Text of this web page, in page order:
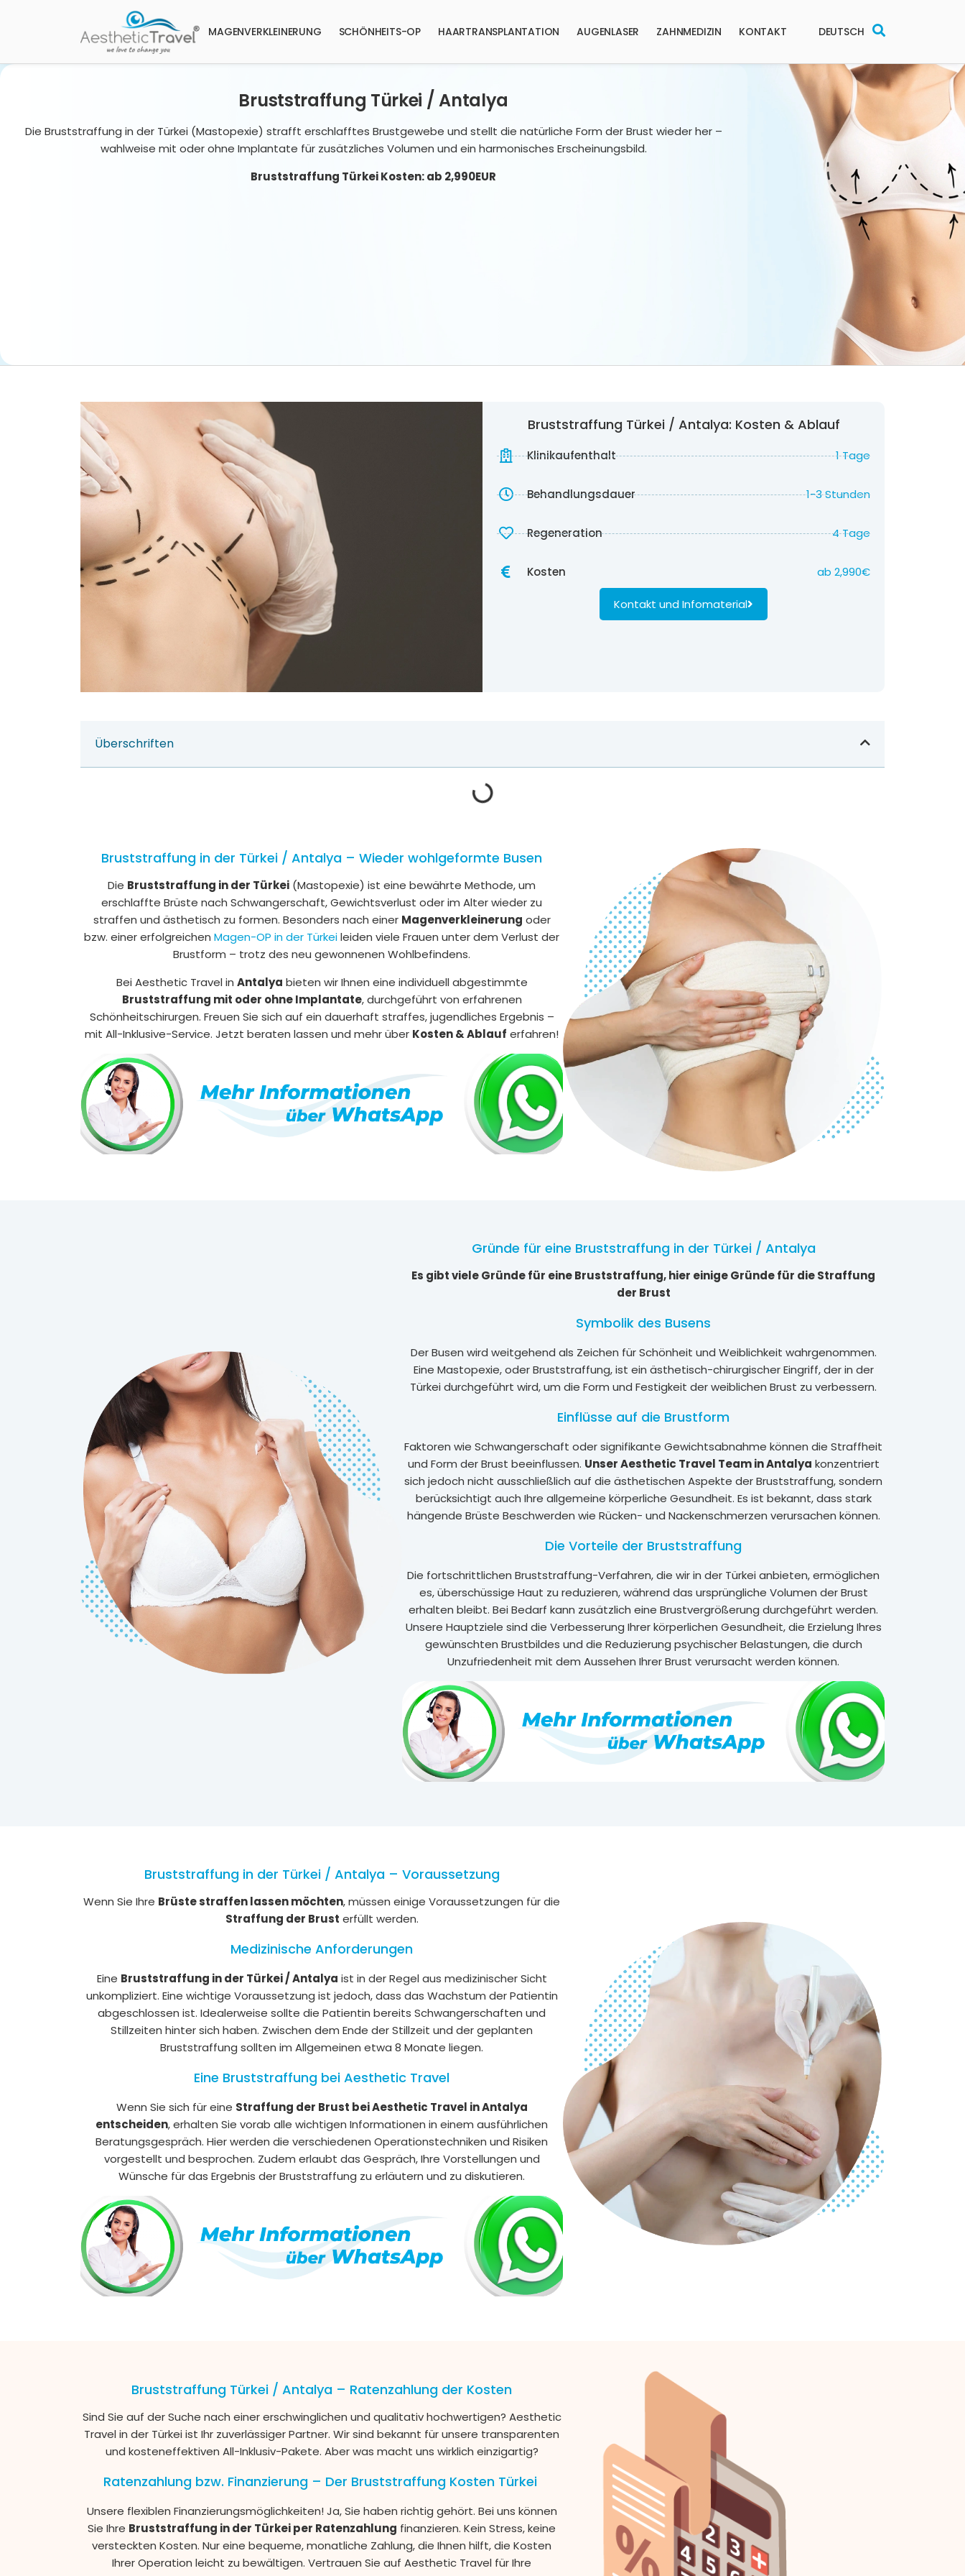
MAGENVERKLEINERUNG SCHÖNHEITS-OP HAARTRANSPLANTATION AUGENLASER ZAHNMEDIZIN KONTAKT DEUTSCH
Bruststraffung Türkei / Antalya
Die Bruststraffung in der Türkei (Mastopexie) strafft erschlafftes Brustgewebe und stellt die natürliche Form der Brust wieder her –
wahlweise mit oder ohne Implantate für zusätzliches Volumen und ein harmonisches Erscheinungsbild.
Bruststraffung Türkei Kosten: ab 2,990EUR
Bruststraffung Türkei / Antalya: Kosten & Ablauf
Klinikaufenthalt 1 Tage
Behandlungsdauer 1-3 Stunden
Regeneration 4 Tage
Kosten ab 2,990€
Kontakt und Infomaterial
Überschriften
Bruststraffung in der Türkei / Antalya – Wieder wohlgeformte Busen
Die Bruststraffung in der Türkei (Mastopexie) ist eine bewährte Methode, um
erschlaffte Brüste nach Schwangerschaft, Gewichtsverlust oder im Alter wieder zu
straffen und ästhetisch zu formen. Besonders nach einer Magenverkleinerung oder
bzw. einer erfolgreichen Magen-OP in der Türkeileiden viele Frauen unter dem Verlust der
Brustform – trotz des neu gewonnenen Wohlbefindens.
Bei Aesthetic Travel in Antalya bieten wir Ihnen eine individuell abgestimmte
Bruststraffung mit oder ohne Implantate, durchgeführt von erfahrenen
Schönheitschirurgen. Freuen Sie sich auf ein dauerhaft straffes, jugendliches Ergebnis –
mit All-Inklusive-Service. Jetzt beraten lassen und mehr über Kosten & Ablauf erfahren!
Gründe für eine Bruststraffung in der Türkei / Antalya
Es gibt viele Gründe für eine Bruststraffung, hier einige Gründe für die Straffung
der Brust
Symbolik des Busens
Der Busen wird weitgehend als Zeichen für Schönheit und Weiblichkeit wahrgenommen.
Eine Mastopexie, oder Bruststraffung, ist ein ästhetisch-chirurgischer Eingriff, der in der
Türkei durchgeführt wird, um die Form und Festigkeit der weiblichen Brust zu verbessern.
Einflüsse auf die Brustform
Faktoren wie Schwangerschaft oder signifikante Gewichtsabnahme können die Straffheit
und Form der Brust beeinflussen. Unser Aesthetic Travel Team in Antalya konzentriert
sich jedoch nicht ausschließlich auf die ästhetischen Aspekte der Bruststraffung, sondern
berücksichtigt auch Ihre allgemeine körperliche Gesundheit. Es ist bekannt, dass stark
hängende Brüste Beschwerden wie Rücken- und Nackenschmerzen verursachen können.
Die Vorteile der Bruststraffung
Die fortschrittlichen Bruststraffung-Verfahren, die wir in der Türkei anbieten, ermöglichen
es, überschüssige Haut zu reduzieren, während das ursprüngliche Volumen der Brust
erhalten bleibt. Bei Bedarf kann zusätzlich eine Brustvergrößerung durchgeführt werden.
Unsere Hauptziele sind die Verbesserung Ihrer körperlichen Gesundheit, die Erzielung Ihres
gewünschten Brustbildes und die Reduzierung psychischer Belastungen, die durch
Unzufriedenheit mit dem Aussehen Ihrer Brust verursacht werden können.
Bruststraffung in der Türkei / Antalya – Voraussetzung
Wenn Sie Ihre Brüste straffen lassen möchten, müssen einige Voraussetzungen für die
Straffung der Brust erfüllt werden.
Medizinische Anforderungen
Eine Bruststraffung in der Türkei / Antalya ist in der Regel aus medizinischer Sicht
unkompliziert. Eine wichtige Voraussetzung ist jedoch, dass das Wachstum der Patientin
abgeschlossen ist. Idealerweise sollte die Patientin bereits Schwangerschaften und
Stillzeiten hinter sich haben. Zwischen dem Ende der Stillzeit und der geplanten
Bruststraffung sollten im Allgemeinen etwa 8 Monate liegen.
Eine Bruststraffung bei Aesthetic Travel
Wenn Sie sich für eine Straffung der Brust bei Aesthetic Travel in Antalya
entscheiden, erhalten Sie vorab alle wichtigen Informationen in einem ausführlichen
Beratungsgespräch. Hier werden die verschiedenen Operationstechniken und Risiken
vorgestellt und besprochen. Zudem erlaubt das Gespräch, Ihre Vorstellungen und
Wünsche für das Ergebnis der Bruststraffung zu erläutern und zu diskutieren.
Bruststraffung Türkei / Antalya – Ratenzahlung der Kosten
Sind Sie auf der Suche nach einer erschwinglichen und qualitativ hochwertigen? Aesthetic
Travel in der Türkei ist Ihr zuverlässiger Partner. Wir sind bekannt für unsere transparenten
und kosteneffektiven All-Inklusiv-Pakete. Aber was macht uns wirklich einzigartig?
Ratenzahlung bzw. Finanzierung – Der Bruststraffung Kosten Türkei
Unsere flexiblen Finanzierungsmöglichkeiten! Ja, Sie haben richtig gehört. Bei uns können
Sie Ihre Bruststraffung in der Türkei per Ratenzahlung finanzieren. Kein Stress, keine
versteckten Kosten. Nur eine bequeme, monatliche Zahlung, die Ihnen hilft, die Kosten
Ihrer Operation leicht zu bewältigen. Vertrauen Sie auf Aesthetic Travel für Ihre